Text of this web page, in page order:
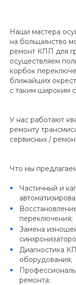
Наши мастера
на большинство
ремонт КПП для
осуществляем
корбок
ближайших
с таким широким
У нас работают
ремонту
сервисных /
Что мы
Частичный и
переключения;
Замена
Диагностика
оборудования;
ремонта;